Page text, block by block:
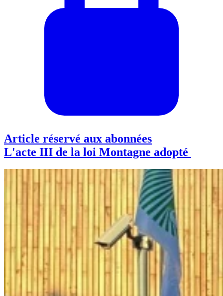
Article réservé aux abonnées
L'acte III de la loi Montagne adopté